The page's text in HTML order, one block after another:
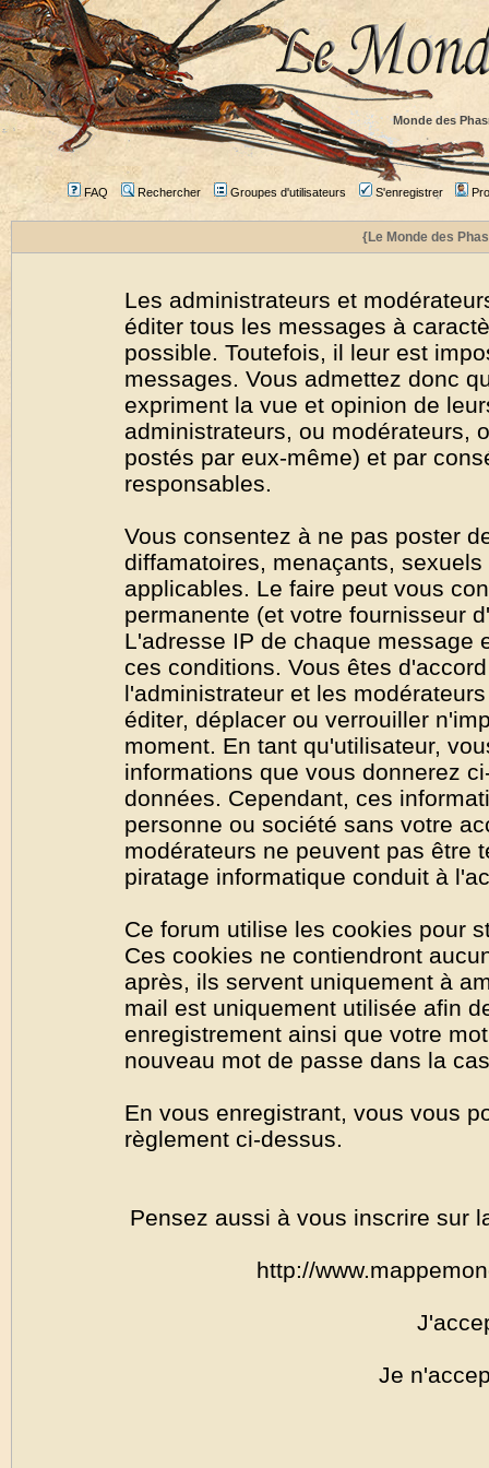
Monde des
FAQ Rechercher Groupes d'utilisateurs S'enregistrer
{Le Monde des
Les administrateurs et
éditer tous les messages à
possible. Toutefois, il leur est
messages. Vous admettez donc
expriment la vue et opinion de
administrateurs, ou modérateurs,
postés par eux-même) et par
responsables.
Vous consentez à ne pas poster
diffamatoires, menaçants,
applicables. Le faire peut vous
permanente (et votre fournisseur
L'adresse IP de chaque message
ces conditions. Vous êtes
l'administrateur et les
éditer, déplacer ou verrouiller
moment. En tant qu'utilisateur,
informations que vous donnerez
données. Cependant, ces
personne ou société sans votre
modérateurs ne peuvent pas être
piratage informatique conduit à
Ce forum utilise les cookies pour
Ces cookies ne contiendront
après, ils servent uniquement à
mail est uniquement utilisée afin
enregistrement ainsi que votre
nouveau mot de passe dans la
En vous enregistrant, vous vous
règlement ci-dessus.
Pensez aussi à vous inscrire sur
http://
Je